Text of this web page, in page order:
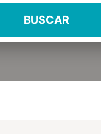
BUSCAR